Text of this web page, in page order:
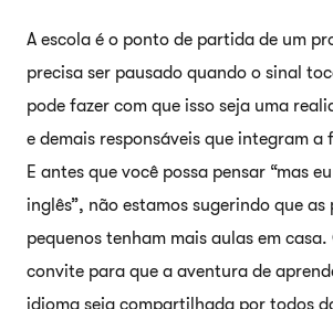
A escola é o ponto de partida de um
precisa ser pausado quando o sinal
pode fazer com que isso seja uma
e demais responsáveis que integram
E antes que você possa pensar “mas
inglês”, não estamos sugerindo que as
pequenos tenham mais aulas em
convite para que a aventura de
idioma seja compartilhada por todos